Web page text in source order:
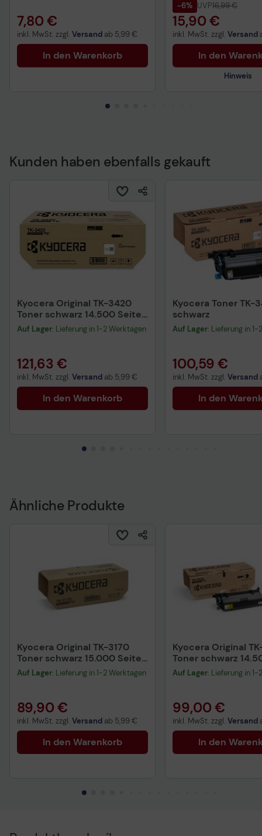
7,80 €
inkl. MwSt. zzgl. Versand ab 5,99 €
In den Warenkorb
-6% UVP16,99 €
15,90 €
inkl. MwSt. zzgl. Versand
In den
Hinweis
Technisches
Kunden haben ebenfalls gekauft
Kyocera Original TK-3420
Toner schwarz 14.500 Seiten
1T0C0Y0NL1
Auf Lager: Lieferung in 1-2 Werktagen
121,63 €
inkl. MwSt. zzgl. Versand ab 5,99 €
In den Warenkorb
Kyocera Toner TK-
schwarz
Auf Lager: Lieferung in
100,59 €
inkl. MwSt. zzgl. Versand
In den
Ähnliche Produkte
Kyocera Original TK-3170
Toner schwarz 15.000 Seiten
(1T02T80NL0) für ECOSYS
P3050dn, P3055dn,
Auf Lager: Lieferung in 1-2 Werktagen
89,90 €
inkl. MwSt. zzgl. Versand ab 5,99 €
In den Warenkorb
Kyocera Original
Toner schwarz
für Ecosys
M3645idn
Auf Lager: Lieferung in
99,00 €
inkl. MwSt. zzgl. Versand
In den